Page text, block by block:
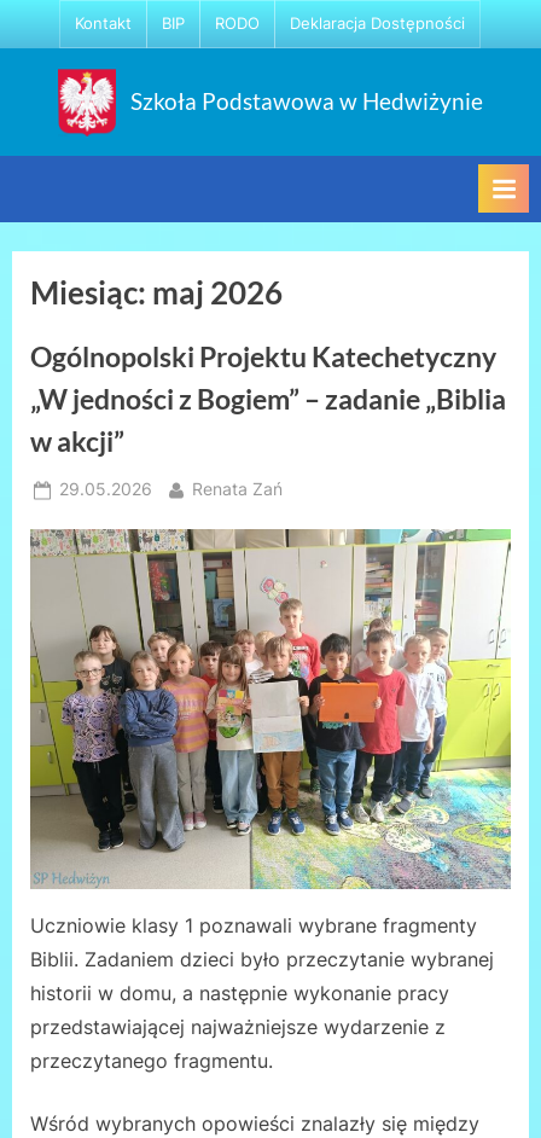
to
content
Kontakt BIP RODO Deklaracja Dostępności
Szkoła Podstawowa w Hedwiżynie
Miesiąc: maj 2026
Ogólnopolski Projektu Katechetyczny
„W jedności z Bogiem” – zadanie „Biblia
w akcji”
Posted
29.05.2026 By
Renata Zań
Uczniowie klasy 1 poznawali wybrane fragmenty
Biblii. Zadaniem dzieci było przeczytanie wybranej
historii w domu, a następnie wykonanie pracy
przedstawiającej najważniejsze wydarzenie z
przeczytanego fragmentu.
Wśród wybranych opowieści znalazły się między